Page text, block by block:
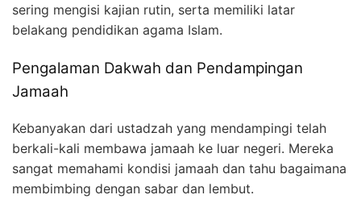
sering mengisi kajian rutin, serta memiliki latar
belakang pendidikan agama Islam.
Pengalaman Dakwah dan Pendampingan
Jamaah
Kebanyakan dari ustadzah yang mendampingi telah
berkali-kali membawa jamaah ke luar negeri. Mereka
sangat memahami kondisi jamaah dan tahu bagaimana
membimbing dengan sabar dan lembut.